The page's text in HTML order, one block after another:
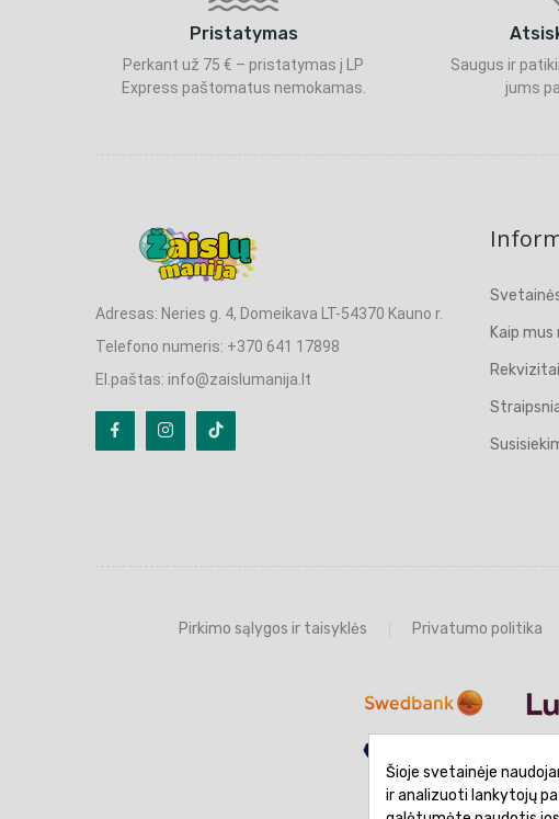
Pristatymas
Perkant už 75 € – pristatymas į LP
Express paštomatus nemokamas.
Saugus ir
jums
Adresas: Neries g. 4, Domeikava LT-54370 Kauno r.
Telefono numeris: +370 641 17898
El.paštas: info@zaislumanija.lt
Kaip
Rekvizitai
Pirkimo sąlygos ir taisyklės Privatumo politika
Šioje svetainėje
ir analizuoti lankytojų